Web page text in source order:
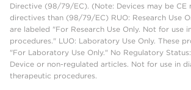
Directive (98/79/EC). (Note: Devices may be
directives than (98/79/EC) RUO: Research Use
are labeled "For Research Use Only. Not for use
procedures." LUO: Laboratory Use Only. These
"For Laboratory Use Only." No Regulatory
Device or non-regulated articles. Not for use in
therapeutic procedures.